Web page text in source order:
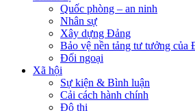
Quốc phòng – an ninh
Nhân sự
Xây dựng Đảng
Bảo vệ nền tảng tư tưởng của
Đối ngoại
Xã hội
Sự kiện & Bình luận
Cải cách hành chính
Đô thị